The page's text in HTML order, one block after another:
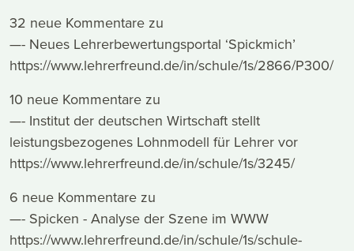
32 neue Kommentare zu
—- Neues Lehrerbewertungsportal ‘Spickmich’
https://www.lehrerfreund.de/in/schule/1s/2866/P300/
10 neue Kommentare zu
—- Institut der deutschen Wirtschaft stellt
leistungsbezogenes Lohnmodell für Lehrer vor
https://www.lehrerfreund.de/in/schule/1s/3245/
6 neue Kommentare zu
—- Spicken - Analyse der Szene im WWW
https://www.lehrerfreund.de/in/schule/1s/schule-